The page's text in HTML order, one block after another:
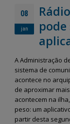
08
jan
A Administração
sistema de
acontece no
de aproximar
acontecem na
peso: um
partir desta